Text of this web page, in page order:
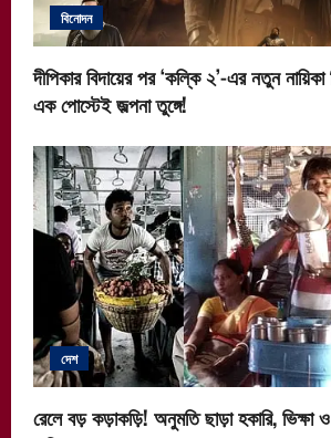
বিনোদন
দীপিকার বিদায়ের পর ‘কল্কি ২’-এর নতুন
এক পোস্টেই জল্পনা তুঙ্গে!
দেশ
রেলে বড় কড়াকড়ি! অনুমতি ছাড়া হকারি, ভিক্ষা